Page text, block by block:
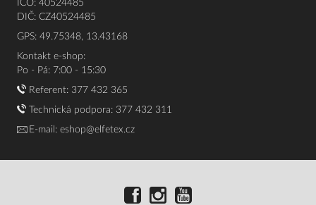
IČO: 40524485
DIČ: CZ40524485
GPS: 49.75348, 13.43168
Kontakt e-shop:
Po - Pá: 7:00 - 15:30
Referent: 377 432 365
Technická podpora: 377 432 311
E-mail: eshop@elfetex.cz